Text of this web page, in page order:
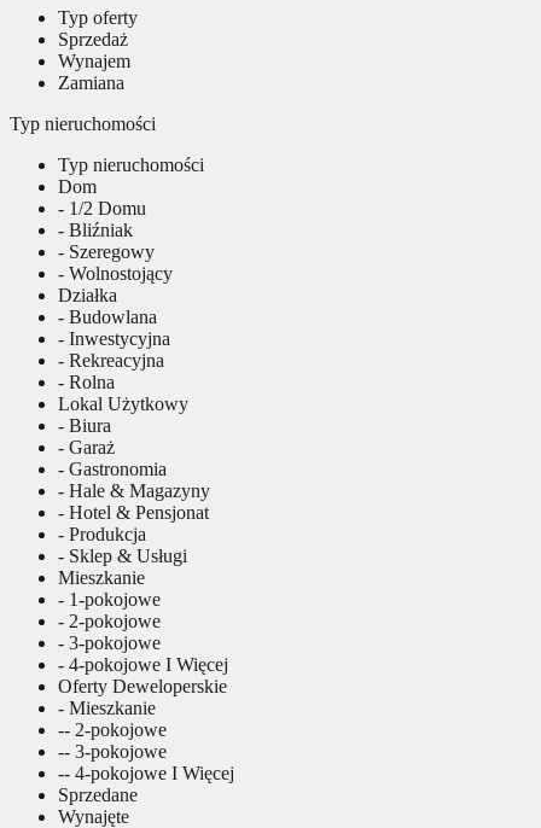
Typ oferty
Sprzedaż
Wynajem
Zamiana
Typ nieruchomości
Typ nieruchomości
Dom
- 1/2 Domu
- Bliźniak
- Szeregowy
- Wolnostojący
Działka
- Budowlana
- Inwestycyjna
- Rekreacyjna
- Rolna
Lokal Użytkowy
- Biura
- Garaż
- Gastronomia
- Hale & Magazyny
- Hotel & Pensjonat
- Produkcja
- Sklep & Usługi
Mieszkanie
- 1-pokojowe
- 2-pokojowe
- 3-pokojowe
- 4-pokojowe I Więcej
Oferty Deweloperskie
- Mieszkanie
-- 2-pokojowe
-- 3-pokojowe
-- 4-pokojowe I Więcej
Sprzedane
Wynajęte